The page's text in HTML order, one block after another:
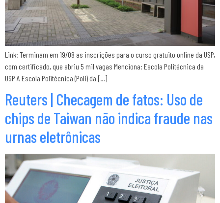
Link: Terminam em 19/08 as inscrições para o curso gratuito online da USP,
com certificado, que abriu 5 mil vagas Menciona: Escola Politécnica da
USP A Escola Politécnica (Poli) da […]
Reuters | Checagem de fatos: Uso de
chips de Taiwan não indica fraude nas
urnas eletrônicas